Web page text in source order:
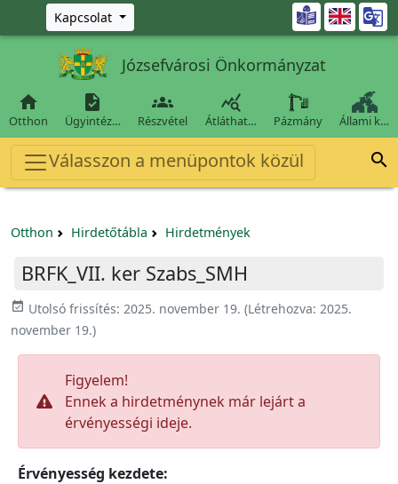
Ugrás a fő tartalomra
Kapcsolat 
Józsefvárosi Önkormányzat

Otthon

Ügyintéz…

Részvétel

Átláthat… Pázmány Állami k…
Válasszon a menüpontok közül 
Otthon Hirdetőtábla Hirdetmények
BRFK_VII. ker Szabs_SMH
event_available Utolsó frissítés: 2025. november 19. (Létrehozva: 2025.
november 19.)
Figyelem!
Ennek a hirdetménynek már lejárt a
érvényességi ideje.
Érvényesség kezdete: